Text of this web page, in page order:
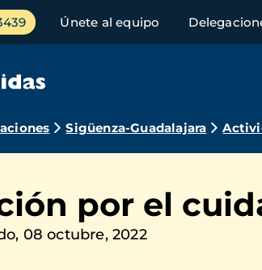
Únete al equipo
Sigüenza-Guadalajara
por el
08 octubre, 2022